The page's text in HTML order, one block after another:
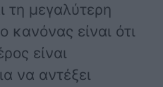
τη μεγαλύτερη
είναι ότι
είναι
να αντέξει